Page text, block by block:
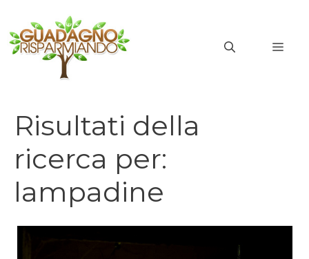
contenuto
Risultati della
ricerca per:
lampadine